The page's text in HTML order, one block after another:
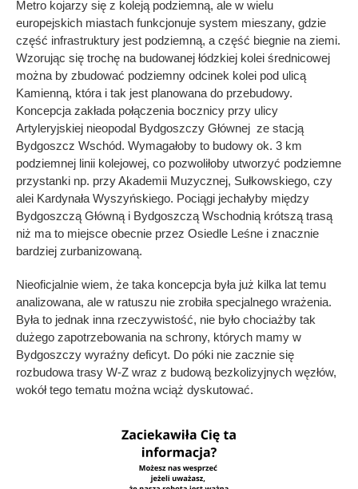
Metro kojarzy się z koleją podziemną, ale w wielu
europejskich miastach funkcjonuje system mieszany, gdzie
część infrastruktury jest podziemną, a część biegnie na ziemi.
Wzorując się trochę na budowanej łódzkiej kolei średnicowej
można by zbudować podziemny odcinek kolei pod ulicą
Kamienną, która i tak jest planowana do przebudowy.
Koncepcja zakłada połączenia bocznicy przy ulicy
Artyleryjskiej nieopodal Bydgoszczy Głównej ze stacją
Bydgoszcz Wschód. Wymagałoby to budowy ok. 3 km
podziemnej linii kolejowej, co pozwoliłoby utworzyć podziemne
przystanki np. przy Akademii Muzycznej, Sułkowskiego, czy
alei Kardynała Wyszyńskiego. Pociągi jechałyby między
Bydgoszczą Główną i Bydgoszczą Wschodnią krótszą trasą
niż ma to miejsce obecnie przez Osiedle Leśne i znacznie
bardziej zurbanizowaną.
Nieoficjalnie wiem, że taka koncepcja była już kilka lat temu
analizowana, ale w ratuszu nie zrobiła specjalnego wrażenia.
Była to jednak inna rzeczywistość, nie było chociażby tak
dużego zapotrzebowania na schrony, których mamy w
Bydgoszczy wyraźny deficyt. Do póki nie zacznie się
rozbudowa trasy W-Z wraz z budową bezkolizyjnych węzłów,
wokół tego tematu można wciąż dyskutować.